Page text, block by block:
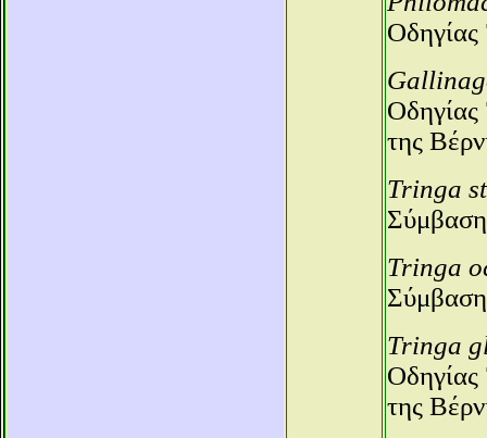
της
Tringa
Tringa
Tringa
της